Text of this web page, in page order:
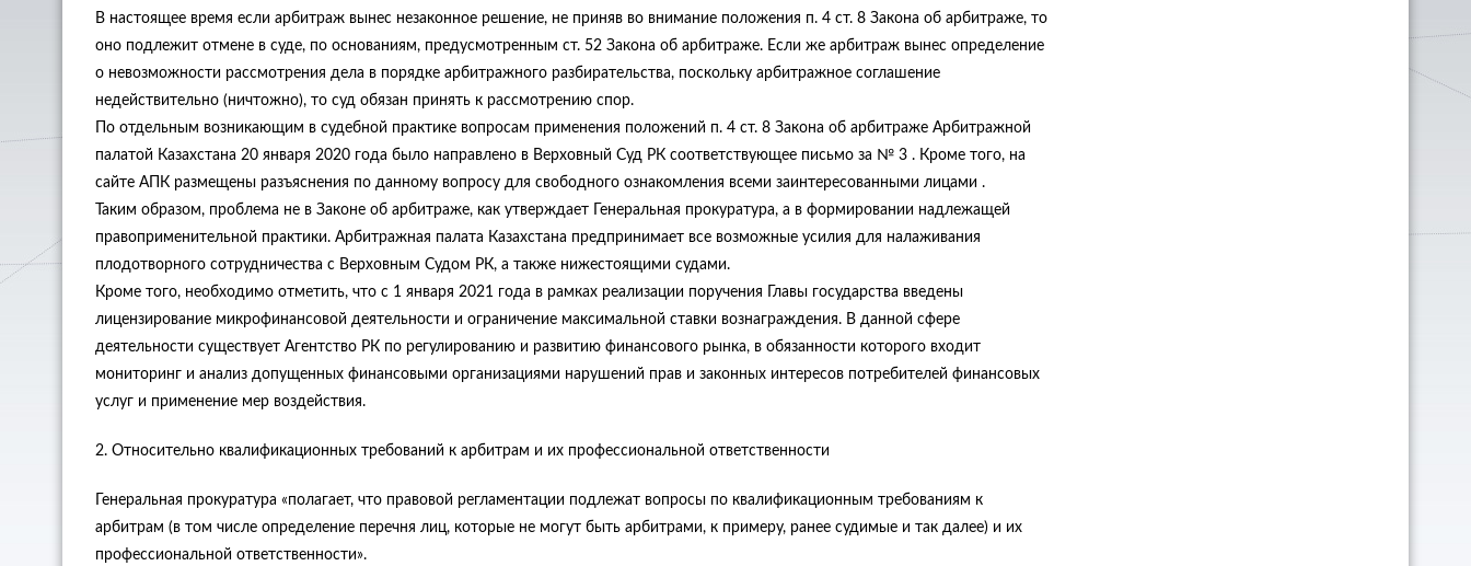
В настоящее время если арбитраж вынес незаконное решение, не приняв во внимание положения п. 4 ст. 8 Закона об арбитраже, то
оно подлежит отмене в суде, по основаниям, предусмотренным ст. 52 Закона об арбитраже. Если же арбитраж вынес определение
о невозможности рассмотрения дела в порядке арбитражного разбирательства, поскольку арбитражное соглашение
недействительно (ничтожно), то суд обязан принять к рассмотрению спор.
По отдельным возникающим в судебной практике вопросам применения положений п. 4 ст. 8 Закона об арбитраже Арбитражной
палатой Казахстана 20 января 2020 года было направлено в Верховный Суд РК соответствующее письмо за № 3 . Кроме того, на
сайте АПК размещены разъяснения по данному вопросу для свободного ознакомления всеми заинтересованными лицами .
Таким образом, проблема не в Законе об арбитраже, как утверждает Генеральная прокуратура, а в формировании надлежащей
правоприменительной практики. Арбитражная палата Казахстана предпринимает все возможные усилия для налаживания
плодотворного сотрудничества с Верховным Судом РК, а также нижестоящими судами.
Кроме того, необходимо отметить, что с 1 января 2021 года в рамках реализации поручения Главы государства введены
лицензирование микрофинансовой деятельности и ограничение максимальной ставки вознаграждения. В данной сфере
деятельности существует Агентство РК по регулированию и развитию финансового рынка, в обязанности которого входит
мониторинг и анализ допущенных финансовыми организациями нарушений прав и законных интересов потребителей финансовых
услуг и применение мер воздействия.
2. Относительно квалификационных требований к арбитрам и их профессиональной ответственности
Генеральная прокуратура «полагает, что правовой регламентации подлежат вопросы по квалификационным требованиям к
арбитрам (в том числе определение перечня лиц, которые не могут быть арбитрами, к примеру, ранее судимые и так далее) и их
профессиональной ответственности».